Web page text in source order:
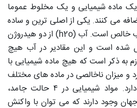
یک ماده شیمیایی و یک مخلوط عموما
می کنند. یکی از اصلی ترین و ساده
ترین ماده شیمیایی، آب خالص است. آب (h2o) از دو هیدروژن
است و این مقادیر در آب هیچ
به ذکر است که هیچ ماده شیمیایی با
ندارد و میزان ناخالصی در ماده های مختلف
به کاربرد آن بستگی دارد. مواد شیمیایی در ۴ حالت جامد،
جهان وجود دارند که می توان با واکنش